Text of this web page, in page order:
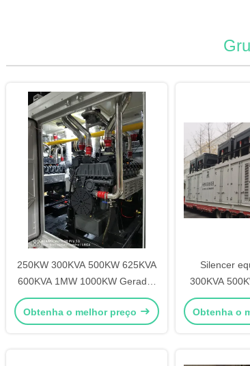
250KW 300KVA 500KW 625KVA
600KVA 1MW 1000KW Gerador
Deutz de Gás Natural LNG CNG
Conjunto para Container à prova
Obtenha o melhor preço
Silencer
300KVA
Gás Natural
GNC
Obtenha o